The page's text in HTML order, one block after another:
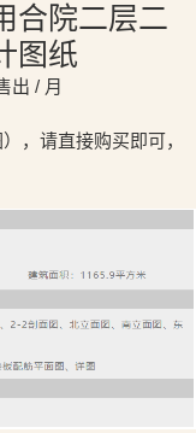
合院二层二
图纸
出 / 月
，请直接购买即可，